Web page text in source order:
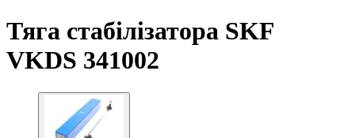
Тяга стабілізатора SKF
VKDS 341002